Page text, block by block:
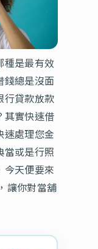
種是最有效
錢總是沒面
行貸款放款
其實快速借
速處理您金
當或是行照
今天便要來
讓你對當舖